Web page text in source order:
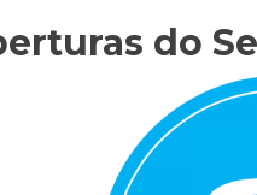
do